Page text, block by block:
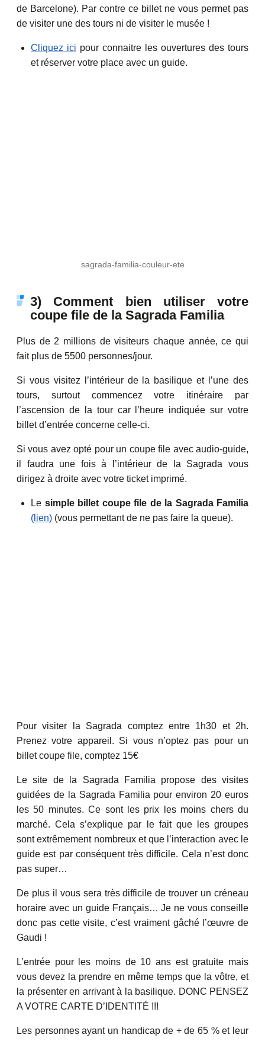
de Barcelone). Par contre ce billet ne vous permet pas
de visiter une des tours ni de visiter le musée !
Cliquez ici pour connaitre les ouvertures des tours
et réserver votre place avec un guide.
sagrada-familia-couleur-ete
3) Comment bien utiliser votre
coupe file de la Sagrada Familia
Plus de 2 millions de visiteurs chaque année, ce qui
fait plus de 5500 personnes/jour.
Si vous visitez l’intérieur de la basilique et l’une des
tours, surtout commencez votre itinéraire par
l’ascension de la tour car l’heure indiquée sur votre
billet d’entrée concerne celle-ci.
Si vous avez opté pour un coupe file avec audio-guide,
il faudra une fois à l’intérieur de la Sagrada vous
dirigez à droite avec votre ticket imprimé.
Le simple billet coupe file de la Sagrada Familia
(lien) (vous permettant de ne pas faire la queue).
Pour visiter la Sagrada comptez entre 1h30 et 2h.
Prenez votre appareil. Si vous n’optez pas pour un
billet coupe file, comptez 15€
Le site de la Sagrada Familia propose des visites
guidées de la Sagrada Familia pour environ 20 euros
les 50 minutes. Ce sont les prix les moins chers du
marché. Cela s’explique par le fait que les groupes
sont extrêmement nombreux et que l’interaction avec le
guide est par conséquent très difficile. Cela n’est donc
pas super…
De plus il vous sera très difficile de trouver un créneau
horaire avec un guide Français… Je ne vous conseille
donc pas cette visite, c’est vraiment gâché l’œuvre de
Gaudi !
L’entrée pour les moins de 10 ans est gratuite mais
vous devez la prendre en même temps que la vôtre, et
la présenter en arrivant à la basilique. DONC PENSEZ
A VOTRE CARTE D’IDENTITÉ !!!
Les personnes ayant un handicap de + de 65 % et leur